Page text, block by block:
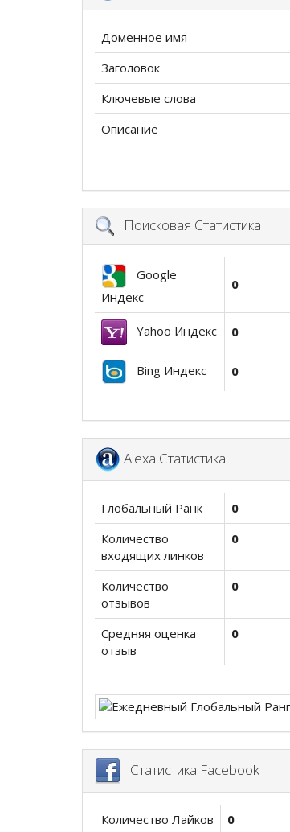
Доменное имя
Заголовок
Ключевые слова
Описание
Поисковая Статистика
Google
Индекс
0
Yahoo Индекс 0
Bing Индекс 0
Alexa Статистика
Глобальный Ранк
0
Количество
входящих линков
0
Количество
отзывов
0
Средняя оценка
отзыв
0
Статистика Facebook
Количество Лайков
0